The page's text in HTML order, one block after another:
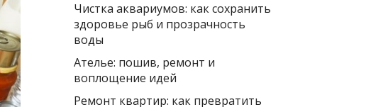
Чистка аквариумов: как сохранить
здоровье рыб и прозрачность
воды
Ателье: пошив, ремонт и
воплощение идей
Ремонт квартир: как превратить